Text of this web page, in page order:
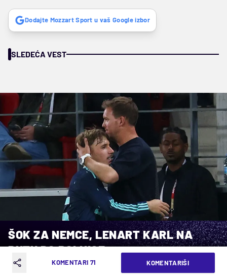
Dodajte Mozzart Sport u vaš Google izbor
SLEDEĆA VEST
ŠOK ZA NEMCE, LENART KARL NA
PUTU DO BOLNICE
KOMENTARI 71 KOMENTARIŠI